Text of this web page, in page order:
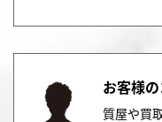
お客様
質屋や買